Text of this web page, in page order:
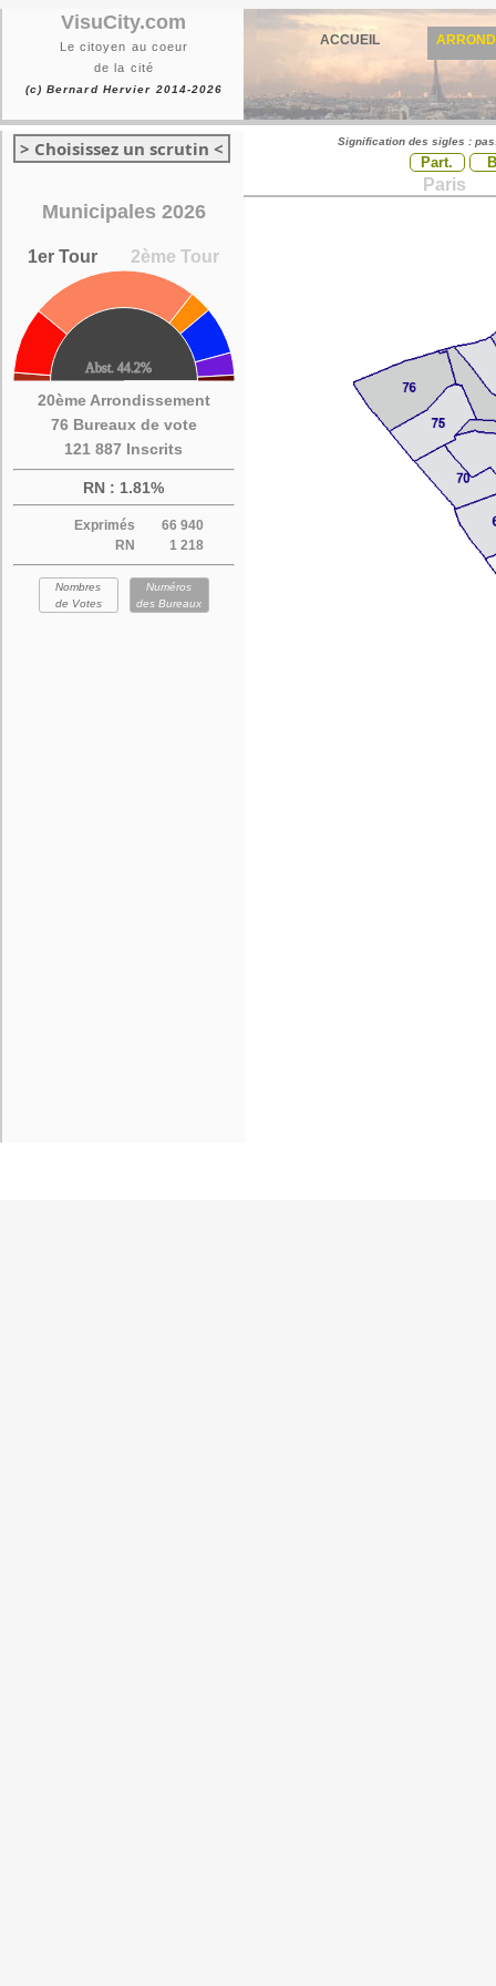
VisuCity.com
Le citoyen au coeur
de la cité
(c) Bernard Hervier 2014-2026
ACCUEIL
> Choisissez un scrutin <
Municipales 2026
1er Tour 2ème Tour
20ème Arrondissement
76 Bureaux de vote
121 887 Inscrits
RN : 1.81%
Exprimés
66 940
RN
1 218
Nombres
de Votes
Numéros
des Bureaux
Signification des sigles :
Part.
Paris